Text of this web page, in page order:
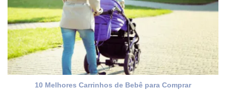
10 Melhores Carrinhos de Bebê para Comprar